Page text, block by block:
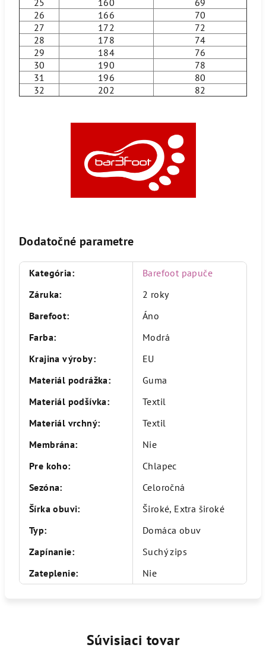
26
166
70
27
172
72
28
178
74
29
184
76
30
190
78
31
196
80
32
202 82
Dodatočné parametre
Kategória:
Barefoot papuče
Záruka:
2 roky
Barefoot:
Áno
Farba:
Modrá
Krajina výroby:
EU
Materiál podrážka:
Guma
Materiál podšívka:
Textil
Materiál vrchný:
Textil
Membrána:
Nie
Pre koho:
Chlapec
Sezóna:
Celoročná
Šírka obuvi:
Široké, Extra široké
Typ:
Domáca obuv
Zapínanie:
Suchý zips
Zateplenie: Nie
Súvisiaci tovar